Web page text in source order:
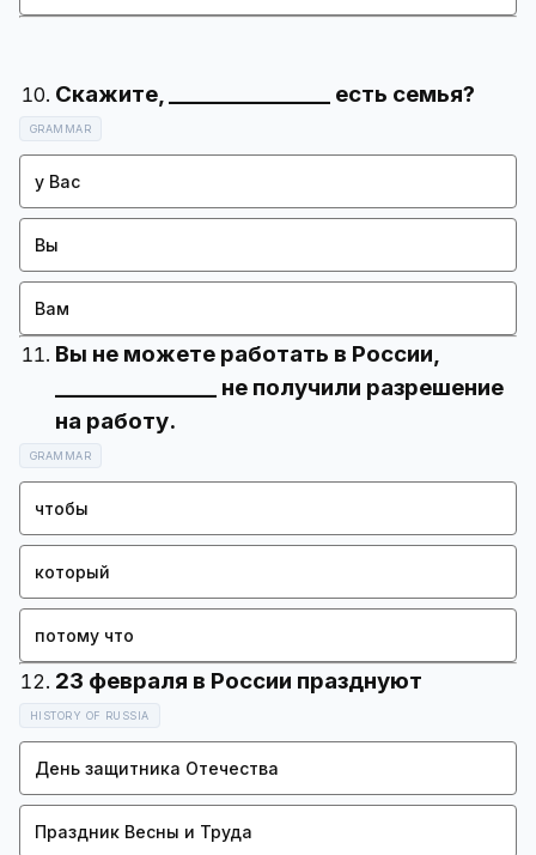
GRAMMAR
у Вас
Вы
Вам
Вы не можете работать в России,
_______________ не получили разрешение
GRAMMAR
чтобы
который
потому что
HISTORY OF RUSSIA
День защитника Отечества
Праздник Весны и Труда